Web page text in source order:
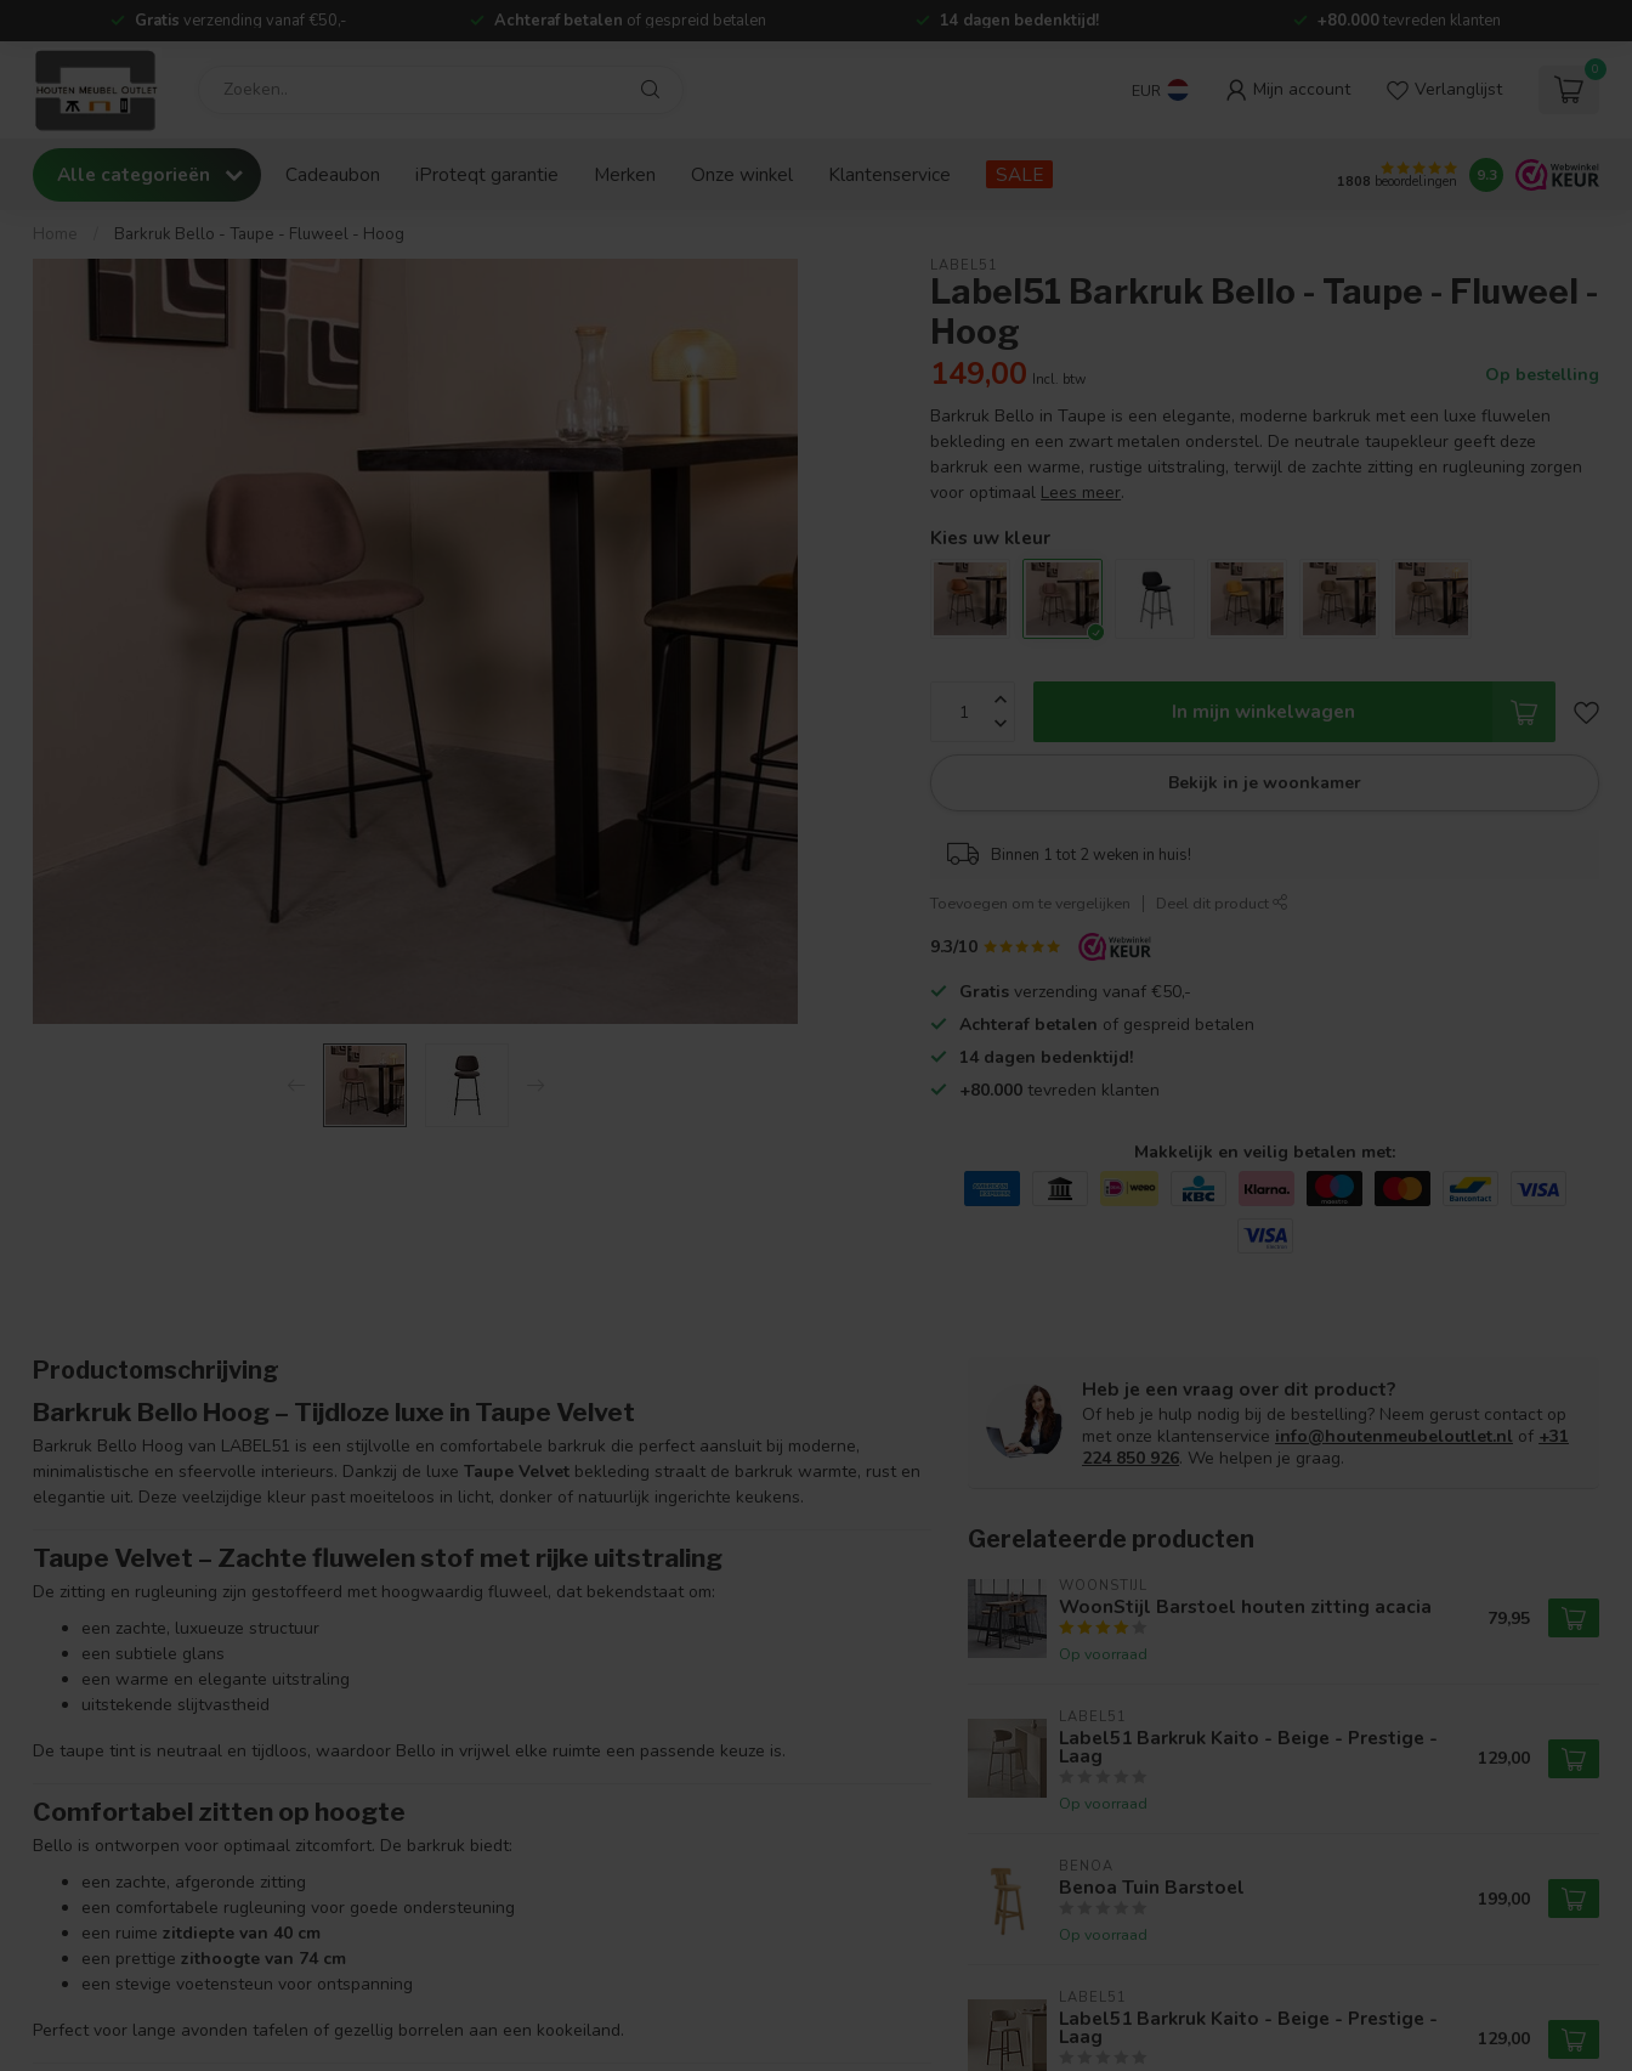
Gratis verzending vanaf €50,- Achteraf betalen of gespreid betalen 14 dagen bedenktijd! +80.000tevreden klanten
EUR Mijn account Verlanglijst
0
Alle categorieën Cadeaubon iProteqt garantie Merken Onze winkel Klantenservice SALE 1808 beoordelingen 9.3
Home Barkruk Bello - Taupe - Fluweel - Hoog
LABEL51
Label51 Barkruk Bello - Taupe - Fluweel -
Hoog
149,00 Incl. btw
Op bestelling
Barkruk Bello in Taupe is een elegante, moderne barkruk met een luxe fluwelen
bekleding en een zwart metalen onderstel. De neutrale taupekleur geeft deze
barkruk een warme, rustige uitstraling, terwijl de zachte zitting en rugleuning zorgen
voor optimaal Lees meer.
Kies uw kleur
In mijn winkelwagen
Bekijk in je woonkamer
Binnen 1 tot 2 weken in huis!
Toevoegen om te vergelijken Deel dit product
9.3/10
Gratis verzending vanaf €50,-
Achteraf betalen of gespreid betalen
14 dagen bedenktijd!
+80.000 tevreden klanten
Makkelijk en veilig betalen met:
Productomschrijving
Barkruk Bello Hoog – Tijdloze luxe in Taupe Velvet
Barkruk Bello Hoog van LABEL51 is een stijlvolle en comfortabele barkruk die perfect aansluit bij moderne,
minimalistische en sfeervolle interieurs. Dankzij de luxe Taupe Velvet bekleding straalt de barkruk warmte, rust en
elegantie uit. Deze veelzijdige kleur past moeiteloos in licht, donker of natuurlijk ingerichte keukens.
Taupe Velvet – Zachte fluwelen stof met rijke uitstraling
De zitting en rugleuning zijn gestoffeerd met hoogwaardig fluweel, dat bekendstaat om:
een zachte, luxueuze structuur
een subtiele glans
een warme en elegante uitstraling
uitstekende slijtvastheid
De taupe tint is neutraal en tijdloos, waardoor Bello in vrijwel elke ruimte een passende keuze is.
Comfortabel zitten op hoogte
Bello is ontworpen voor optimaal zitcomfort. De barkruk biedt:
een zachte, afgeronde zitting
een comfortabele rugleuning voor goede ondersteuning
een ruime zitdiepte van 40 cm
een prettige zithoogte van 74 cm
een stevige voetensteun voor ontspanning
Perfect voor lange avonden tafelen of gezellig borrelen aan een kookeiland.
Heb je een vraag over dit product?
Of heb je hulp nodig bij de bestelling? Neem gerust contact op
met onze klantenservice info@houtenmeubeloutlet.nl of +31
224 850 926. We helpen je graag.
Gerelateerde producten
WOONSTIJL
WoonStijl Barstoel houten zitting acacia
Op voorraad
79,95
LABEL51
Label51 Barkruk Kaito - Beige - Prestige -
Laag
Op voorraad
129,00
BENOA
Benoa Tuin Barstoel
Op voorraad
199,00
LABEL51
Label51 Barkruk Kaito - Beige - Prestige -
Laag 129,00